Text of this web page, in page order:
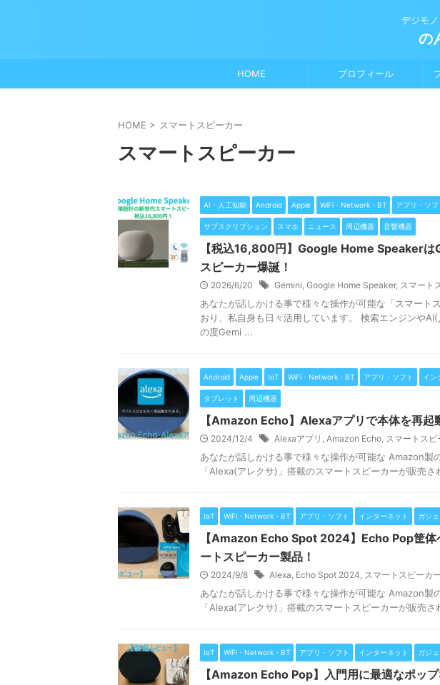
デジモ
の
HOME プロフィール
HOME > スマートスピーカー
スマートスピーカー
AI・人工知能 Android Apple WiFi・Network・BT アプリ・ソフ
サブスクリプション スマホ ニュース 周辺機器 音響機器
【税込16,800円】Google Home Speakerは
スピーカー爆誕！
2026/6/20 Gemini, Google Home Speaker, スマート
あなたが話しかける事で様々な操作が可能な「スマート
おり、私自身も日々活用しています。 検索エンジンや
の度Gemi ...
Android Apple IoT WiFi・Network・BT アプリ・ソフト イン
タブレット 周辺機器
【Amazon Echo】Alexaアプリで本体を再起
2024/12/4 Alexaアプリ , Amazon Echo, スマートスピ
あなたが話しかける事で様々な操作が可能な Amazon製
「Alexa(アレクサ)」搭載のスマートスピーカーが販売
IoT WiFi・Network・BT アプリ・ソフト インターネット ガジ
【Amazon Echo Spot 2024】Echo Pop筐体
ートスピーカー製品！
2024/9/8 Alexa, Echo Spot 2024, スマートスピーカー
あなたが話しかける事で様々な操作が可能な Amazon製
「Alexa(アレクサ)」搭載のスマートスピーカーが販売
IoT WiFi・Network・BT アプリ・ソフト インターネット ガジ
【Amazon Echo Pop】入門用に最適なポッ